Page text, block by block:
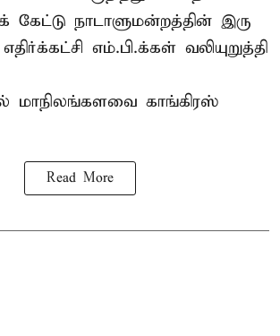
நாடாளுமன்றத்தின் இரு
எம்.பி.க்கள் வலியுறுத்தி
மாநிலங்களவை காங்கிரஸ்
Read More